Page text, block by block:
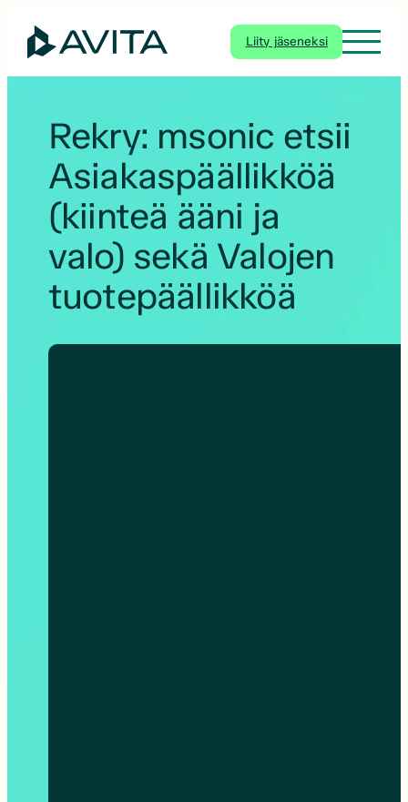
sisältöön
Liity jäseneksi
Rekry: msonic etsii
Asiakaspäällikköä
(kiinteä ääni ja
valo) sekä Valojen
tuotepäällikköä